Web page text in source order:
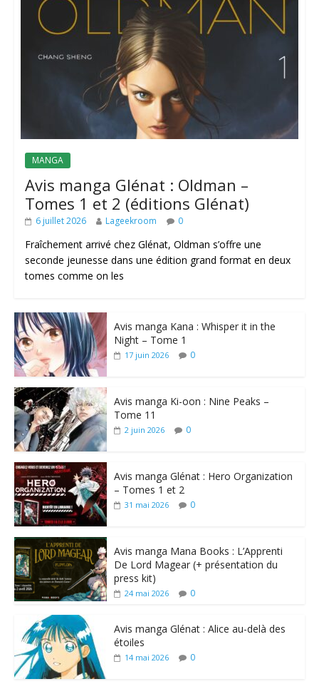
MANGA
Avis manga Glénat : Oldman –
Tomes 1 et 2 (éditions Glénat)
6 juillet 2026 Lageekroom 0
Fraîchement arrivé chez Glénat, Oldman s’offre une
seconde jeunesse dans une édition grand format en deux
tomes comme on les
Avis manga Kana : Whisper it in the
Night – Tome 1
17 juin 2026 0
Avis manga Ki-oon : Nine Peaks –
Tome 11
2 juin 2026 0
Avis manga Glénat : Hero Organization
– Tomes 1 et 2
31 mai 2026 0
Avis manga Mana Books : L’Apprenti
De Lord Magear (+ présentation du
press kit)
24 mai 2026 0
Avis manga Glénat : Alice au-delà des
étoiles
14 mai 2026 0